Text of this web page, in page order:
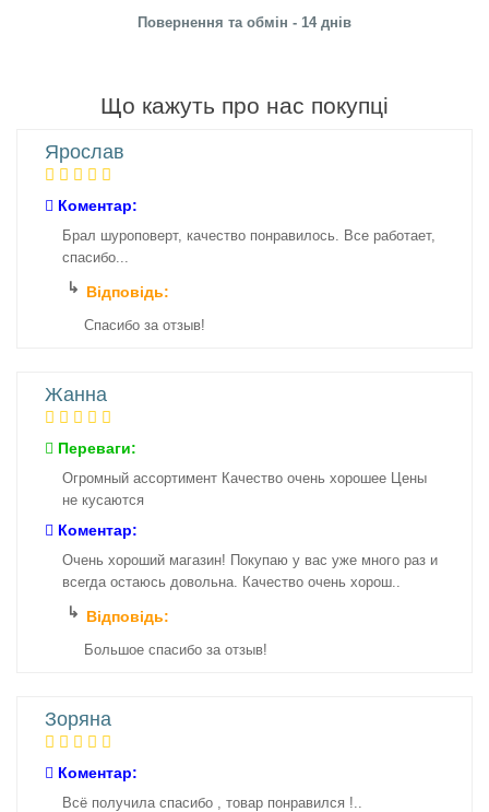
Повернення та обмін - 14 днів
Що кажуть про нас покупці
Ярослав
Коментар:
Брал шуроповерт, качество понравилось. Все работает,
спасибо...
Відповідь:
Спасибо за отзыв!
Жанна
Переваги:
Огромный ассортимент Качество очень хорошее Цены
не кусаются
Коментар:
Очень хороший магазин! Покупаю у вас уже много раз и
всегда остаюсь довольна. Качество очень хорош..
Відповідь:
Большое спасибо за отзыв!
Зоряна
Коментар:
Всё получила спасибо , товар понравился !..